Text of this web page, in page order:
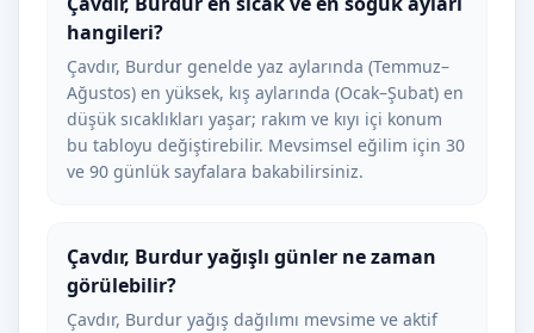
hangileri?
Çavdır, Burdur genelde yaz aylarında (Temmuz–
Ağustos) en yüksek, kış aylarında (Ocak–Şubat) en
düşük sıcaklıkları yaşar; rakım ve kıyı içi konum
bu tabloyu değiştirebilir. Mevsimsel eğilim için 30
ve 90 günlük sayfalara bakabilirsiniz.
Çavdır, Burdur yağışlı günler ne zaman
görülebilir?
Çavdır, Burdur yağış dağılımı mevsime ve aktif